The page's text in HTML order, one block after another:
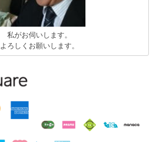
私がお伺いします。
よろしくお願いします。